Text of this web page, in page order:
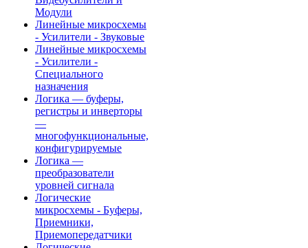
Модули
Линейные микросхемы
- Усилители - Звуковые
Линейные микросхемы
- Усилители -
Специального
назначения
Логика — буферы,
регистры и инверторы
—
многофункциональные,
конфигурируемые
Логика —
преобразователи
уровней сигнала
Логические
микросхемы - Буферы,
Приемники,
Приемопередатчики